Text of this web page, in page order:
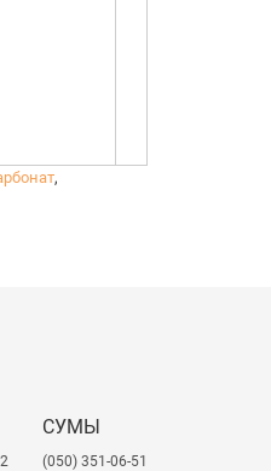
,
СУМЫ
(050) 351-06-51